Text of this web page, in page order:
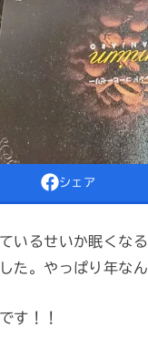
シェア
いるせいか眠くな
た。やっぱり年な
す！！